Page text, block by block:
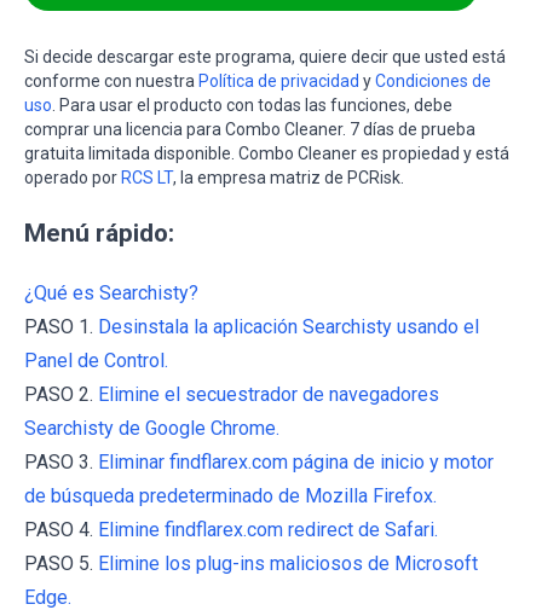
Si decide descargar este programa, quiere decir que usted está
conforme con nuestra Política de privacidad yCondiciones de
uso . Para usar el producto con todas las funciones, debe
comprar una licencia para Combo Cleaner. 7 días de prueba
gratuita limitada disponible. Combo Cleaner es propiedad y está
operado por RCS LT, la empresa matriz de PCRisk.
Menú rápido:
¿Qué es Searchisty?
PASO 1. Desinstala la aplicación Searchisty usando el
Panel de Control.
PASO 2. Elimine el secuestrador de navegadores
Searchisty de Google Chrome.
PASO 3. Eliminar findflarex.com página de inicio y motor
de búsqueda predeterminado de Mozilla Firefox.
PASO 4. Elimine findflarex.com redirect de Safari.
PASO 5. Elimine los plug-ins maliciosos de Microsoft
Edge.